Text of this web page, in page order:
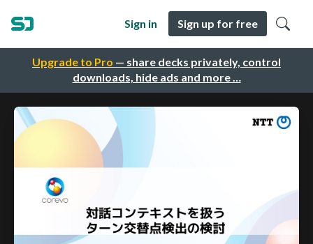
Upgrade to Pro — share decks privately, control
downloads, hide ads and more …
Sign in Sign up for free